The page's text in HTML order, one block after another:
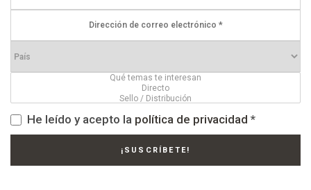
He leído y acepto la política de privacidad *